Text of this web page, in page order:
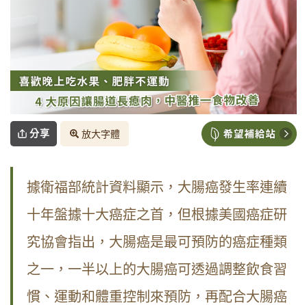
分享 放大字體
據衛福部統計資料顯示，大腸癌發生率連續
十年盤據十大癌症之首，但根據美國癌症研
究協會指出，大腸癌是最可預防的癌症種類
之一，一半以上的大腸癌可透過調整飲食習
慣、運動和體重控制來預防，再配合大腸癌